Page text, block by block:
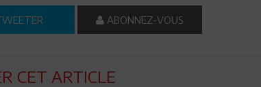
ABONNEZ-VOUS
CET ARTICLE